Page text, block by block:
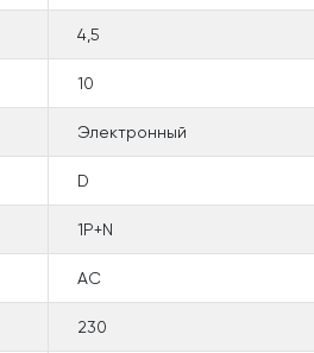
4,5
10
Электронный
D
1P+N
AC
230